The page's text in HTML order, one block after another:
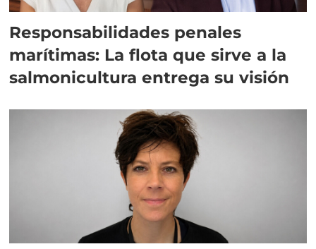
Responsabilidades penales
marítimas: La flota que sirve a la
salmonicultura entrega su visión